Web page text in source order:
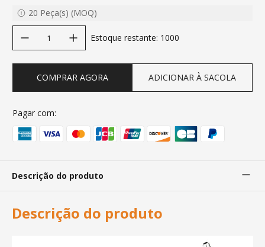
20 Peça(s) (MOQ)
Estoque restante: 1000
COMPRAR AGORA ADICIONAR À SACOLA
Pagar com:
Descrição do produto
Descrição do produto